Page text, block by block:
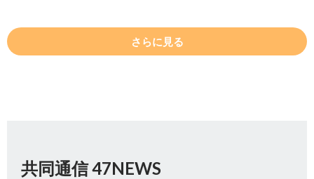
さらに見る
共同通信 47NEWS